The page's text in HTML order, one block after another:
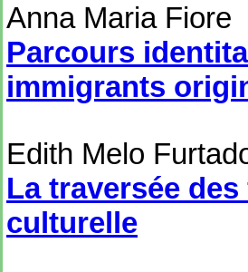
Anna Maria Fiore
Parcours
immigrants
Edith Melo
La traversée
culturelle